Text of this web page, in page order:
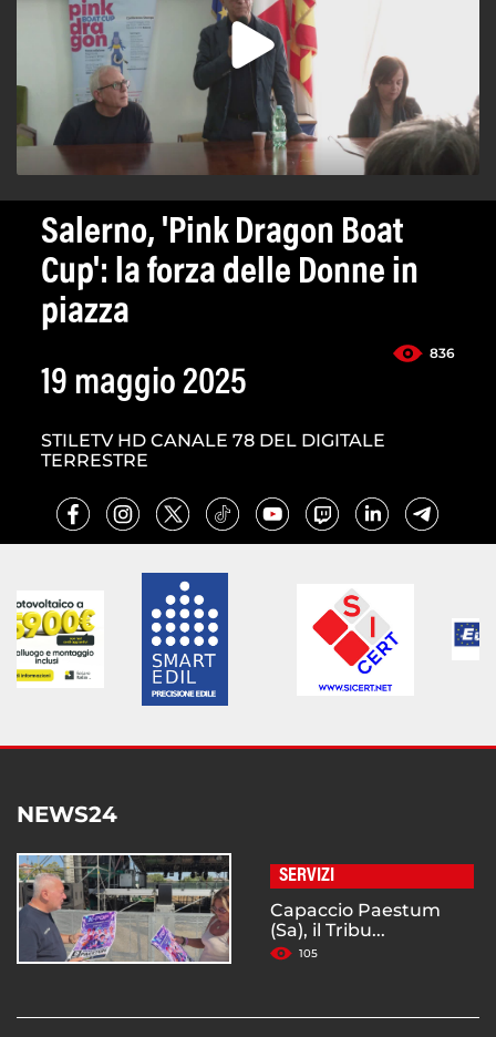
Salerno, 'Pink Dragon Boat
Cup': la forza delle Donne in
piazza
836
19 maggio 2025
STILETV HD CANALE 78 DEL DIGITALE
TERRESTRE
NEWS24
SERVIZI
Capaccio Paestum
(Sa), il Tribu...
105